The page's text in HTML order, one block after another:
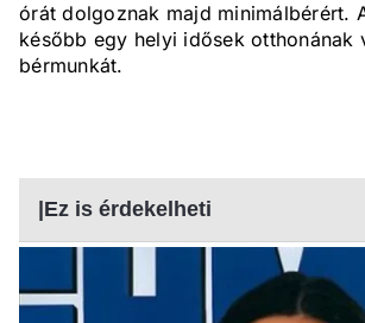
órát dolgoznak majd minimálbérért.
később egy helyi idősek otthonának
bérmunkát.